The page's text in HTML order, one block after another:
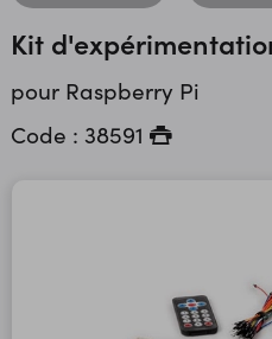
Kit
pour Raspberry Pi
Code : 38591